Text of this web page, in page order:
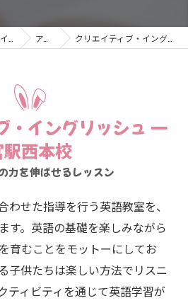
アクセス クリエイティブ・イングリッシュ 一宮駅西本校
力を伸ばせるレッスン
・イングリッシュ 一
駅西本校
わせた指導を行う英語教室を、
す。英語の基礎を楽しみながら
育むことをモットーにしてお
子供たちは楽しい方法でリスニ
ティビティを通じて英語学習が